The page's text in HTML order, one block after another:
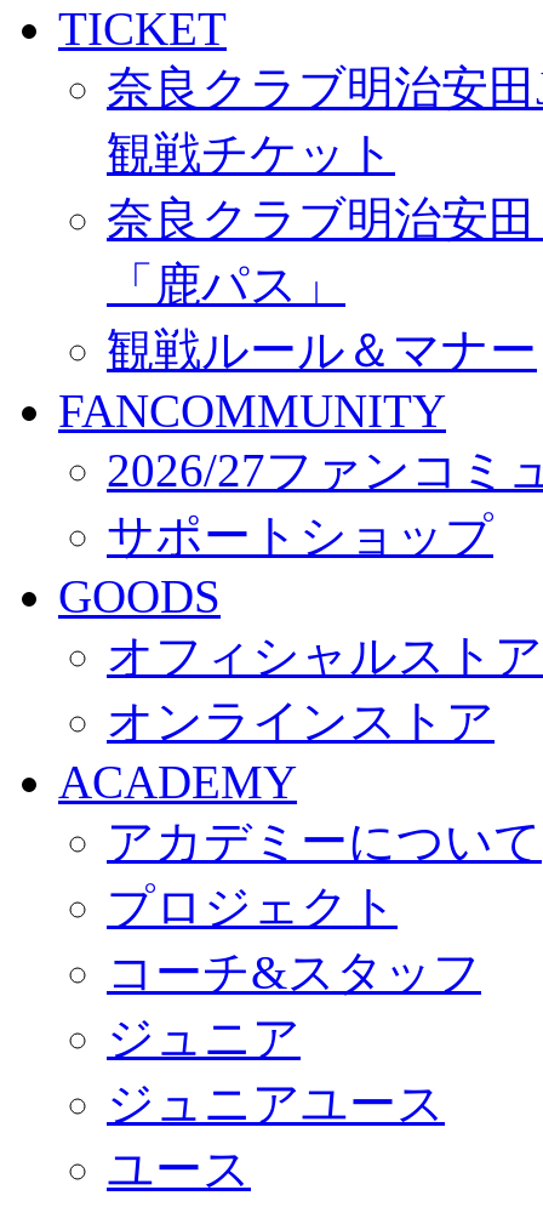
TICKET
奈良クラブ明治安
観戦チケット
奈良クラブ明治安
「鹿パス」
観戦ルール＆マナー
FANCOMMUNITY
2026/27ファンコミ
サポートショップ
GOODS
オフィシャルスト
オンラインストア
ACADEMY
アカデミーについて
プロジェクト
コーチ&スタッフ
ジュニア
ジュニアユース
ユース